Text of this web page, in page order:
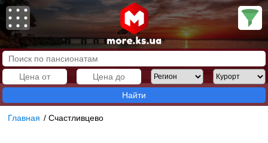
Найти
Главная /Счастливцево